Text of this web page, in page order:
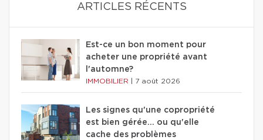
ARTICLES RÉCENTS
Est-ce un bon moment pour
acheter une propriété avant
l'automne?
IMMOBILIER 7 août 2026
Les signes qu'une copropriété
est bien gérée… ou qu'elle
cache des problèmes